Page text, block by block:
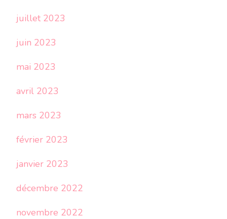
juillet 2023
juin 2023
mai 2023
avril 2023
mars 2023
février 2023
janvier 2023
décembre 2022
novembre 2022